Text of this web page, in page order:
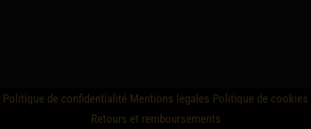
Politique de confidentialité Mentions legales Politique de cookies
Retours et remboursements